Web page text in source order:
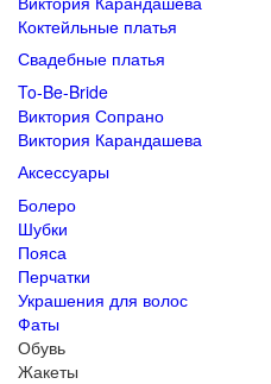
Коктейльные платья
Свадебные платья
To-Be-Bride
Виктория Сопрано
Виктория Карандашева
Аксессуары
Болеро
Шубки
Пояса
Перчатки
Украшения для волос
Фаты
Обувь
Жакеты